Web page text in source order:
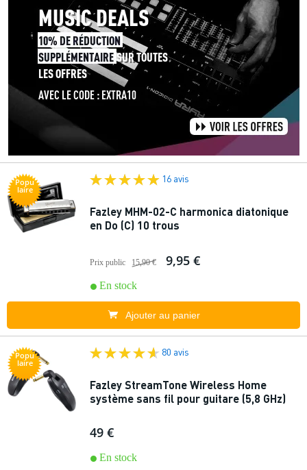
Popu
laire
16 avis
Fazley MHM-02-C harmonica diatonique
en Do (C) 10 trous
Prix public 15,90 € 9,95 €
En stock
Ajouter au panier
Popu
laire
80 avis
Fazley StreamTone Wireless Home
système sans fil pour guitare (5,8 GHz)
49 €
En stock